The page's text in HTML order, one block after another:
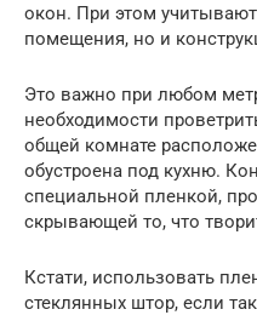
окон. При этом
помещения, но и
Это важно при любом
необходимости
общей комнате
обустроена под кухню.
специальной пленкой,
скрывающей то, что
Кстати, использовать
стеклянных штор, если